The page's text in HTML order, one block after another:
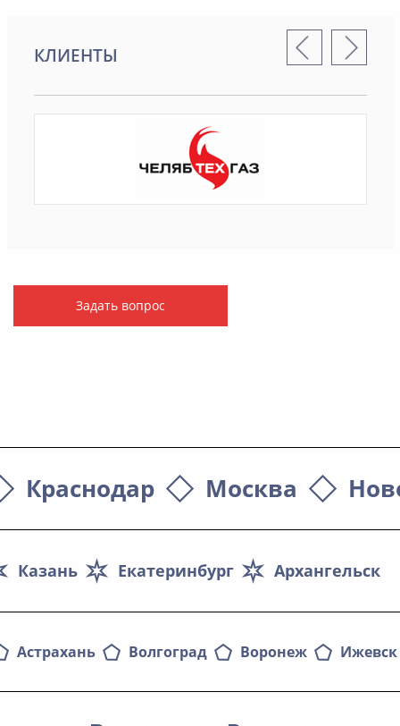
КЛИЕНТЫ
Задать вопрос
Краснодар Москва
Архангельск
Екатеринбург
Казань
Астрахань Волгоград Воронеж Ижевск